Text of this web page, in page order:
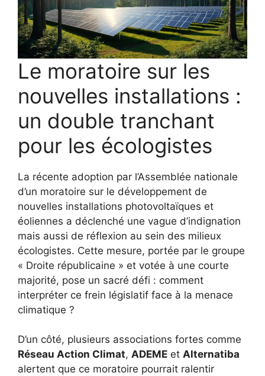
Le moratoire sur les
nouvelles installations :
un double tranchant
pour les écologistes
La récente adoption par l’Assemblée nationale
d’un moratoire sur le développement de
nouvelles installations photovoltaïques et
éoliennes a déclenché une vague d’indignation
mais aussi de réflexion au sein des milieux
écologistes. Cette mesure, portée par le groupe
« Droite républicaine » et votée à une courte
majorité, pose un sacré défi : comment
interpréter ce frein législatif face à la menace
climatique ?
D’un côté, plusieurs associations fortes comme
Réseau Action Climat, ADEME et Alternatiba
alertent que ce moratoire pourrait ralentir